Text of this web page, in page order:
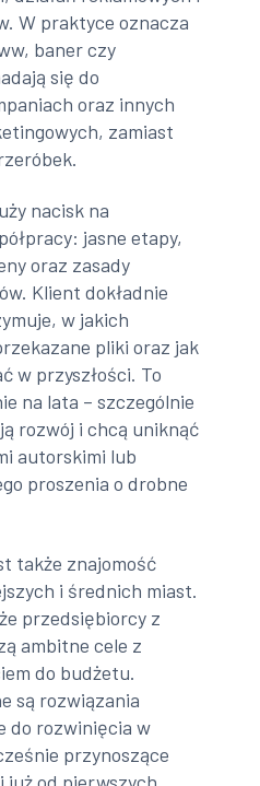
W praktyce oznacza
baner czy
się do
oraz innych
zamiast
nacisk na
jasne etapy,
oraz zasady
Klient dokładnie
w jakich
pliki oraz jak
w przyszłości. To
na lata – szczególnie
rozwój i chcą uniknąć
autorskimi lub
proszenia o drobne
także znajomość
i średnich miast.
przedsiębiorcy z
ambitne cele z
do budżetu.
są rozwiązania
do rozwinięcia w
przynoszące